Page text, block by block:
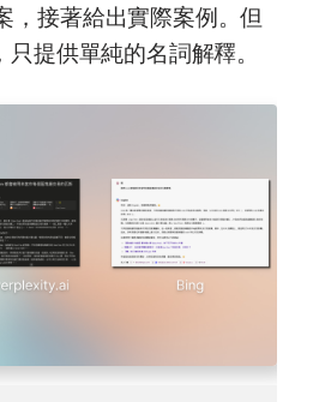
，接著給出實際案例。但
提供單純的名詞解釋。